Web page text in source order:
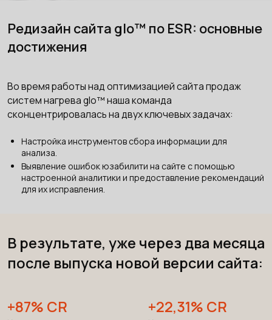
Редизайн сайта glo™ по ESR: основные
достижения
Во время работы над оптимизацией сайта продаж
систем нагрева glo™ наша команда
сконцентрировалась на двух ключевых задачах:
Настройка инструментов сбора информации для
анализа.
Выявление ошибок юзабилити на сайте с помощью
настроенной аналитики и предоставление рекомендаций
для их исправления.
В результате, уже через два месяца
после выпуска новой версии сайта:
+87% СR +22,31% СR